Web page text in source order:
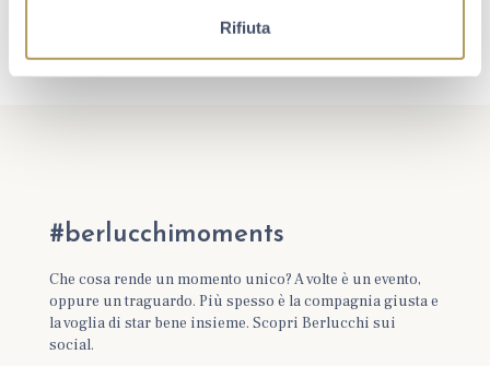
Rifiuta
#berlucchimoments
Che cosa rende un momento unico? A volte è un evento,
oppure un traguardo. Più spesso è la compagnia giusta e
la voglia di star bene insieme. Scopri Berlucchi sui
social.